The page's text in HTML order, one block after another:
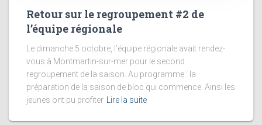
Retour sur le regroupement #2 de
l’équipe régionale
Le dimanche 5 octobre, l’équipe régionale avait rendez-
vous à Montmartin-sur-mer pour le second
regroupement de la saison. Au programme : la
préparation de la saison de bloc qui commence. Ainsi les
jeunes ont pu profiter
Lire la suite